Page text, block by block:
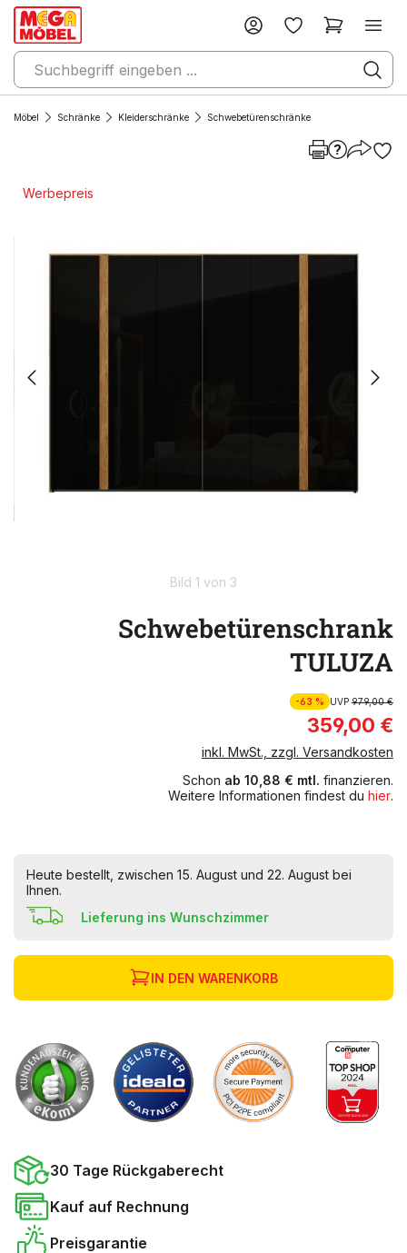
Möbel Schränke Kleiderschränke Schwebetürenschränke
Werbepreis
Bild 1 von 3
Schwebetürenschrank
TULUZA
-63 % UVP979,00 €
359,00 €
inkl. MwSt., zzgl. Versandkosten
Schon ab 10,88 € mtl. finanzieren.
Weitere Informationen findest du hier.
Heute bestellt, zwischen 15. August und 22. August bei
Ihnen.
Lieferung ins Wunschzimmer
IN DEN WARENKORB
30 Tage Rückgaberecht
Kauf auf Rechnung
Preisgarantie